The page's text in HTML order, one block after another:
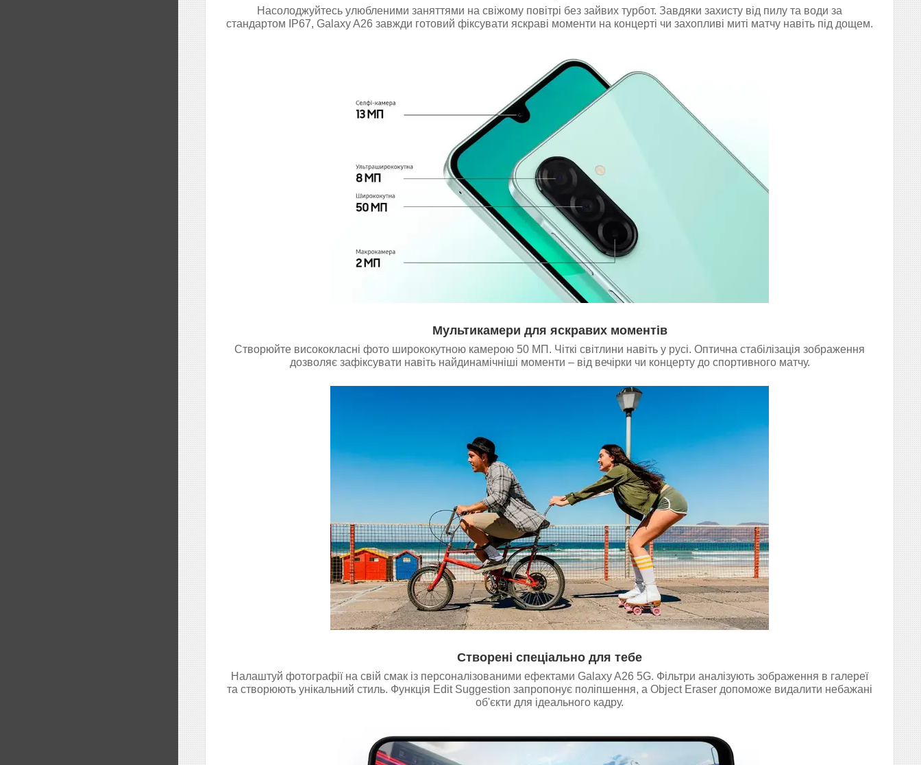
Насолоджуйтесь улюбленими заняттями на свіжому повітрі без зайвих турбот. Завдяки захисту від пилу та води за
стандартом IP67, Galaxy A26 завжди готовий фіксувати яскраві моменти на концерті чи захопливі миті матчу навіть під дощем.
Мультикамери для яскравих моментів
Створюйте висококласні фото ширококутною камерою 50 МП. Чіткі світлини навіть у русі. Оптична стабілізація зображення
дозволяє зафіксувати навіть найдинамічніші моменти – від вечірки чи концерту до спортивного матчу.
Створені спеціально для тебе
Налаштуй фотографії на свій смак із персоналізованими ефектами Galaxy A26 5G. Фільтри аналізують зображення в галереї
та створюють унікальний стиль. Функція Edit Suggestion запропонує поліпшення, а Object Eraser допоможе видалити небажані
об'єкти для ідеального кадру.